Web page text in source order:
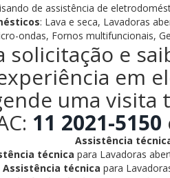
de assistência de
: Lava e seca, Lavadoras
ondas, Fornos multifuncionais,
solicitação e
em
uma visita
11 2021-5150
Assistência
técnica para Lavadoras
Assistência técnica para